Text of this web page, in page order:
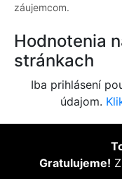
záujemcom.
Hodnotenia
stránkach
Iba prihlásení
údajom.
Gratulujeme!